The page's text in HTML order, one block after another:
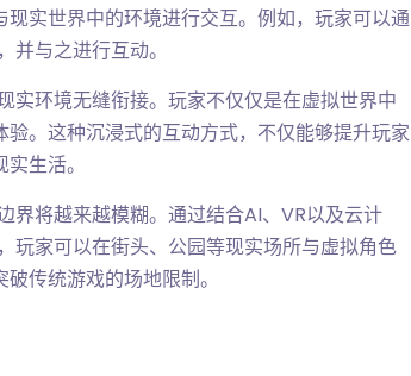
实世界中的环境进行交互。例如，玩家可以通
与之进行互动。
实环境无缝衔接。玩家不仅仅是在虚拟世界中
。这种沉浸式的互动方式，不仅能够提升玩家
生活。
界将越来越模糊。通过结合AI、VR以及云计
玩家可以在街头、公园等现实场所与虚拟角色
传统游戏的场地限制。